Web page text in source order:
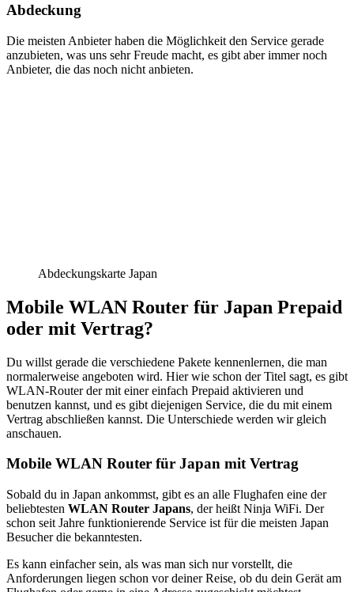
Abdeckung
Die meisten Anbieter haben die Möglichkeit den Service gerade
anzubieten, was uns sehr Freude macht, es gibt aber immer noch
Anbieter, die das noch nicht anbieten.
Abdeckungskarte Japan
Mobile WLAN Router für Japan Prepaid
oder mit Vertrag?
Du willst gerade die verschiedene Pakete kennenlernen, die man
normalerweise angeboten wird. Hier wie schon der Titel sagt, es gibt
WLAN-Router der mit einer einfach Prepaid aktivieren und
benutzen kannst, und es gibt diejenigen Service, die du mit einem
Vertrag abschließen kannst. Die Unterschiede werden wir gleich
anschauen.
Mobile WLAN Router für Japan mit Vertrag
Sobald du in Japan ankommst, gibt es an alle Flughafen eine der
beliebtesten WLAN Router Japans, der heißt Ninja WiFi. Der
schon seit Jahre funktionierende Service ist für die meisten Japan
Besucher die bekanntesten.
Es kann einfacher sein, als was man sich nur vorstellt, die
Anforderungen liegen schon vor deiner Reise, ob du dein Gerät am